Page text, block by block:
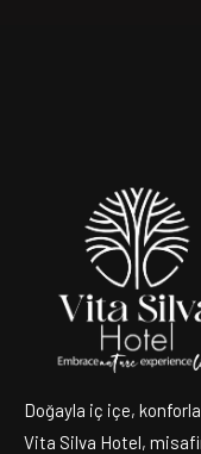
Doğayla iç içe,
Vita Silva Hotel,